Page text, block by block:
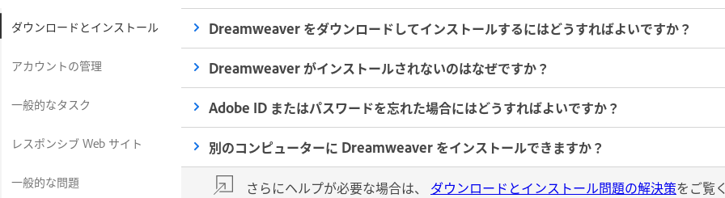
ダウンロードとインストール
アカウントの管理
一般的なタスク
レスポンシブ Web サイト
一般的な問題
Dreamweaver をダウンロードしてインストールするにはどうすればよいですか？
Dreamweaver がインストールされないのはなぜですか？
Adobe ID またはパスワードを忘れた場合にはどうすればよいですか？
別のコンピューターに Dreamweaver をインストールできますか？
さらにヘルプが必要な場合は、 ダウンロードとインストール問題の解決策をご覧